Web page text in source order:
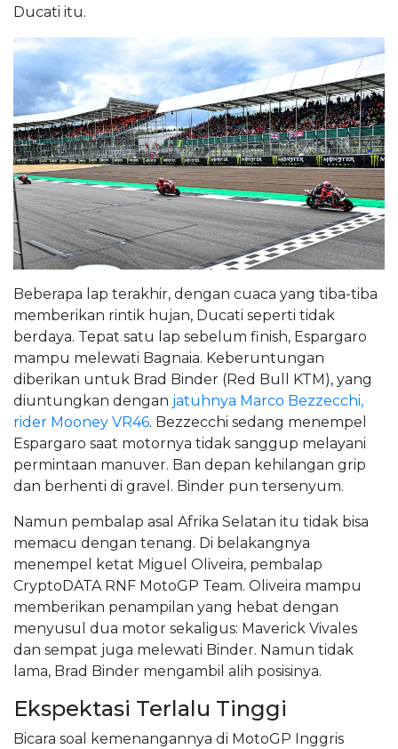
Ducati itu.
Beberapa lap terakhir, dengan cuaca yang tiba-tiba
memberikan rintik hujan, Ducati seperti tidak
berdaya. Tepat satu lap sebelum finish, Espargaro
mampu melewati Bagnaia. Keberuntungan
diberikan untuk Brad Binder (Red Bull KTM), yang
diuntungkan dengan jatuhnya Marco Bezzecchi,
rider Mooney VR46. Bezzecchi sedang menempel
Espargaro saat motornya tidak sanggup melayani
permintaan manuver. Ban depan kehilangan grip
dan berhenti di gravel. Binder pun tersenyum.
Namun pembalap asal Afrika Selatan itu tidak bisa
memacu dengan tenang. Di belakangnya
menempel ketat Miguel Oliveira, pembalap
CryptoDATA RNF MotoGP Team. Oliveira mampu
memberikan penampilan yang hebat dengan
menyusul dua motor sekaligus: Maverick Vivales
dan sempat juga melewati Binder. Namun tidak
lama, Brad Binder mengambil alih posisinya.
Ekspektasi Terlalu Tinggi
Bicara soal kemenangannya di MotoGP Inggris